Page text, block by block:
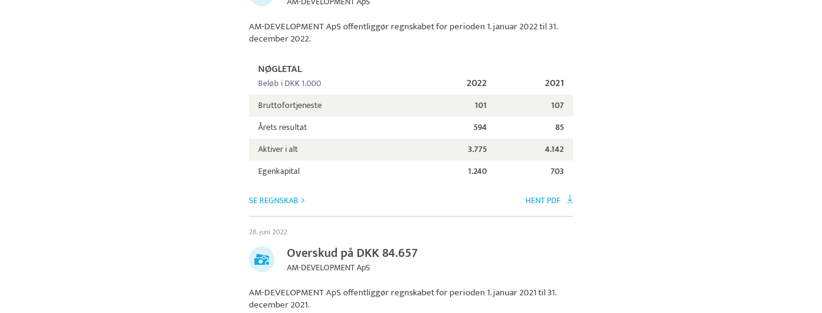
AM-DEVELOPMENT ApSoffentliggør regnskabet for perioden 1. januar 2022 til 31.
december 2022.
NØGLETAL
Beløb i DKK 1.000 2022 2021
Bruttofortjeneste 101
107
Årets resultat
594
85
Aktiver i alt
3.775
4.142
Egenkapital
1.240 703
SE REGNSKAB HENT PDF
28. juni 2022
Overskud på DKK 84.657
AM-DEVELOPMENT ApS
AM-DEVELOPMENT ApSoffentliggør regnskabet for perioden 1. januar 2021 til 31.
december 2021.